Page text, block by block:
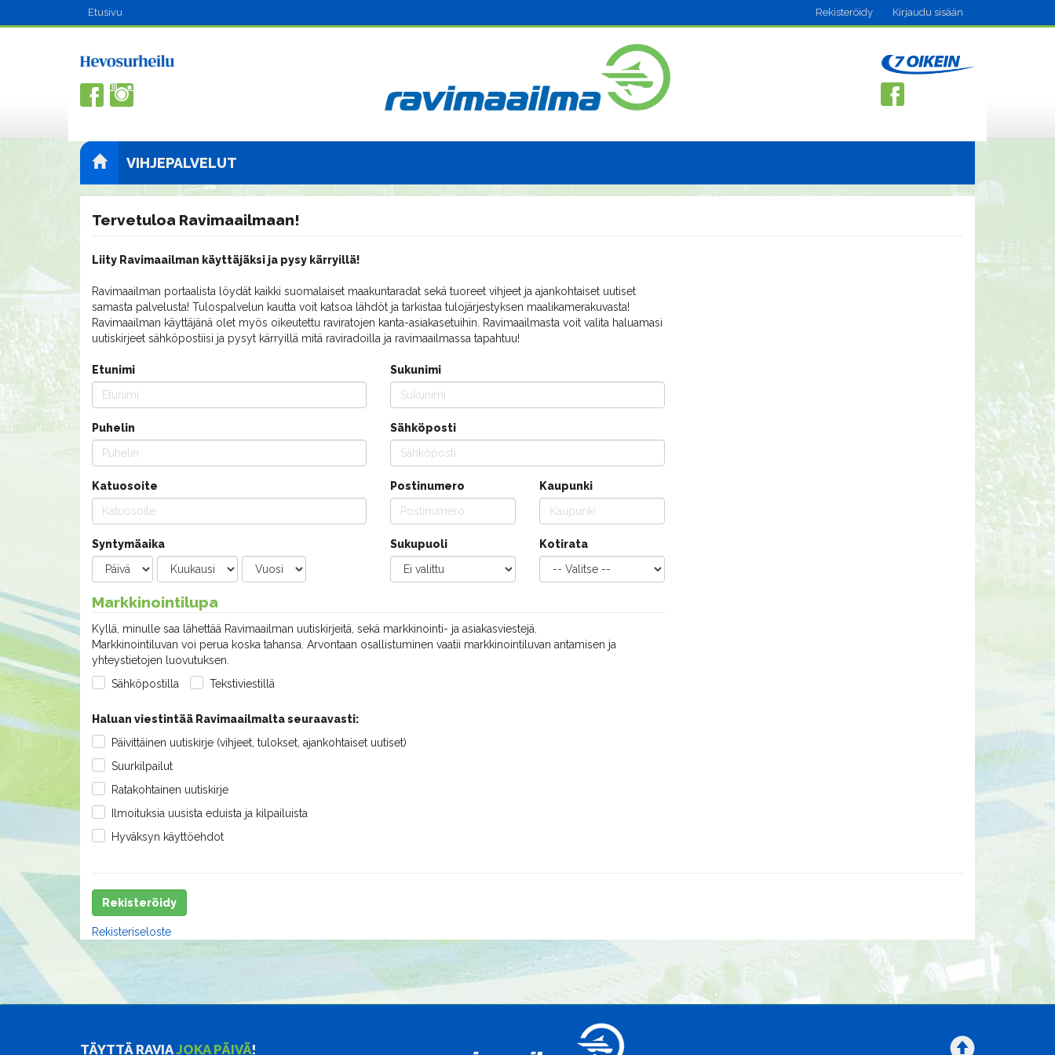
Etusivu Rekisteröidy Kirjaudu sisään
VIHJEPALVELUT
Tervetuloa Ravimaailmaan!
Liity Ravimaailman käyttäjäksi ja pysy kärryillä!
Ravimaailman portaalista löydät kaikki suomalaiset maakuntaradat sekä tuoreet vihjeet ja ajankohtaiset uutiset
samasta palvelusta! Tulospalvelun kautta voit katsoa lähdöt ja tarkistaa tulojärjestyksen maalikamerakuvasta!
Ravimaailman käyttäjänä olet myös oikeutettu raviratojen kanta-asiakasetuihin. Ravimaailmasta voit valita haluamasi
uutiskirjeet sähköpostiisi ja pysyt kärryillä mitä raviradoilla ja ravimaailmassa tapahtuu!
Etunimi Sukunimi
Puhelin Sähköposti
Katuosoite Postinumero Kaupunki
Syntymäaika Sukupuoli Kotirata
Markkinointilupa
Kyllä, minulle saa lähettää Ravimaailman uutiskirjeitä, sekä markkinointi- ja asiakasviestejä.
Markkinointiluvan voi perua koska tahansa. Arvontaan osallistuminen vaatii markkinointiluvan antamisen ja
yhteystietojen luovutuksen.
Sähköpostilla
Tekstiviestillä
Haluan viestintää Ravimaailmalta seuraavasti:
Päivittäinen uutiskirje (vihjeet, tulokset, ajankohtaiset uutiset)
Suurkilpailut
Ratakohtainen uutiskirje
Ilmoituksia uusista eduista ja kilpailuista
Hyväksyn käyttöehdot
Rekisteröidy
Rekisteriseloste
TÄYTTÄ RAVIAJOKA PÄIVÄ!